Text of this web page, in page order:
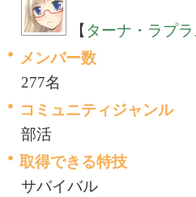
【 ターナ・ラプ
メンバー数
277名
コミュニティジャンル
部活
取得できる特技
サバイバル